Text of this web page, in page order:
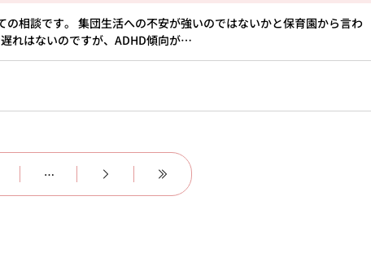
相談です。 集団生活への不安が強いのではないかと保育園から言わ
れはないのですが、ADHD傾向が…
…